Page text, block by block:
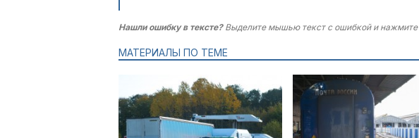
Нашли ошибку в тексте?Выделите мышью текст с ошибкой и нажмите
МАТЕРИАЛЫ ПО ТЕМЕ